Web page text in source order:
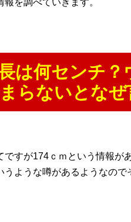
を調べていきます。
は何センチ
らないとな
ですが174ｃｍという情報が
うような噂があるようなの